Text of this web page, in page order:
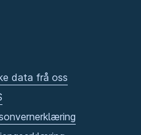
data frå oss